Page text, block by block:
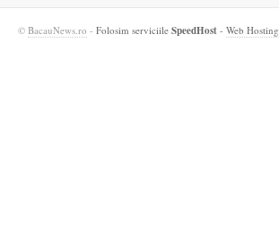
© BacauNews.ro - Folosim serviciile SpeedHost - Web Hosting